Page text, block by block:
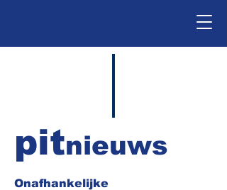
Onafhankelijke
pitnieuws